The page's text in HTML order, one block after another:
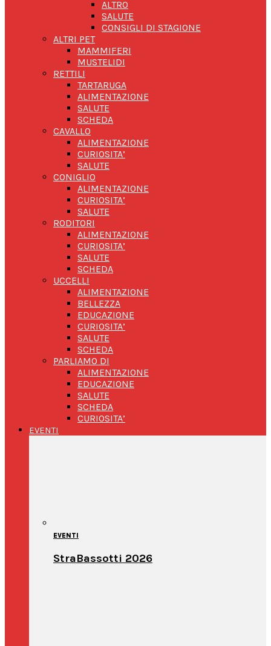
ALTRO
SALUTE
CONSIGLI DI STAGIONE
ALTRI PET
MAMMIFERI
MUSTELIDI
RETTILI
TARTARUGA
ALIMENTAZIONE
SALUTE
SCHEDA
CAVALLO
ALIMENTAZIONE
CURIOSITA’
SALUTE
CONIGLIO
ALIMENTAZIONE
CURIOSITA’
SALUTE
RODITORI
ALIMENTAZIONE
CURIOSITA’
SALUTE
SCHEDA
UCCELLI
ALIMENTAZIONE
BELLEZZA
EDUCAZIONE
CURIOSITA’
SALUTE
SCHEDA
PARLIAMO DI
ALIMENTAZIONE
EDUCAZIONE
SALUTE
SCHEDA
CURIOSITA’
EVENTI
EVENTI
StraBassotti 2026